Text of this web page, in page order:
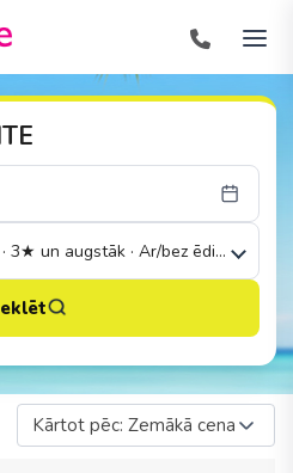
3★ un augstāk · Ar/bez ēdināšanas
Kārtot pēc: Zemākā cena